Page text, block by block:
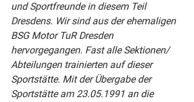
und Sportfreunde in diesem Teil
Dresdens. Wir sind aus der ehemaligen
BSG Motor TuR Dresden
hervorgegangen. Fast alle Sektionen/
Abteilungen trainierten auf dieser
Sportstätte. Mit der Übergabe der
Sportstätte am 23.05.1991 an die